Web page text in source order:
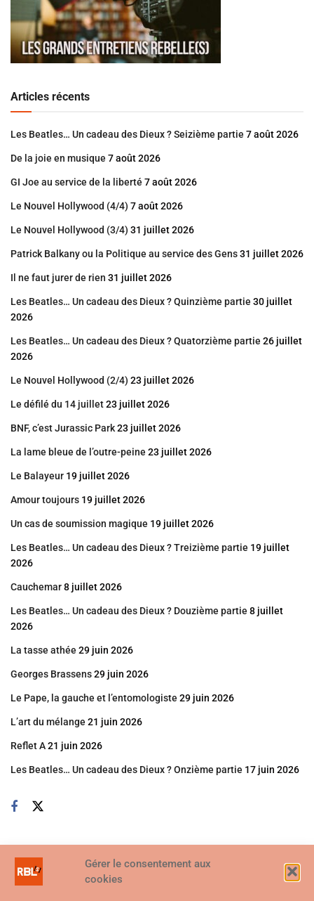
Gérer le consentement aux
cookies
Articles récents
Les Beatles… Un cadeau des Dieux ? Seizième partie 7 août 2026
De la joie en musique 7 août 2026
GI Joe au service de la liberté 7 août 2026
Le Nouvel Hollywood (4/4) 7 août 2026
Le Nouvel Hollywood (3/4) 31 juillet 2026
Patrick Balkany ou la Politique au service des Gens31 juillet 2026
Il ne faut jurer de rien 31 juillet 2026
Les Beatles… Un cadeau des Dieux ? Quinzième partie 30 juillet
2026
Les Beatles… Un cadeau des Dieux ? Quatorzième partie 26 juillet
2026
Le Nouvel Hollywood (2/4) 23 juillet 2026
Le défilé du 14 juillet23 juillet 2026
BNF, c’est Jurassic Park23 juillet 2026
La lame bleue de l’outre-peine 23 juillet 2026
Le Balayeur 19 juillet 2026
Amour toujours 19 juillet 2026
Un cas de soumission magique 19 juillet 2026
Les Beatles… Un cadeau des Dieux ? Treizième partie 19 juillet
2026
Cauchemar8 juillet 2026
Les Beatles… Un cadeau des Dieux ? Douzième partie 8 juillet
2026
La tasse athée 29 juin 2026
Georges Brassens29 juin 2026
Le Pape, la gauche et l’entomologiste 29 juin 2026
L’art du mélange 21 juin 2026
Reflet A21 juin 2026
Les Beatles… Un cadeau des Dieux ? Onzième partie 17 juin 2026